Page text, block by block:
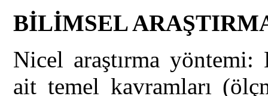
BİLİMSEL
Nicel araştırma yöntemi:
ait temel kavramları